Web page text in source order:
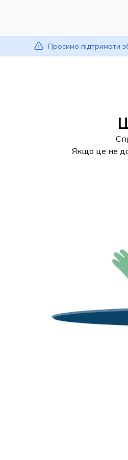
Просимо підтримати
Якщо це не